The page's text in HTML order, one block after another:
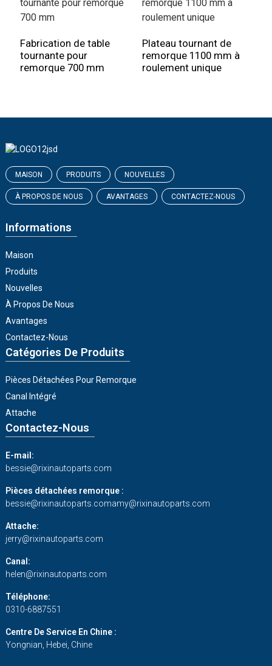
Fabrication de table
tournante pour
remorque 700 mm
Plateau tournant de
remorque 1100 mm à
roulement unique
MAISON PRODUITS NOUVELLES
À PROPOS DE NOUS AVANTAGES CONTACTEZ-NOUS
Informations
Maison
Produits
Nouvelles
À Propos De Nous
Avantages
Contactez-Nous
Catégories De Produits
Pièces Détachées Pour Remorque
Canal Intégré
Attache
Contactez-Nous
E-mail:
bessie@rixinautoparts.com
Pièces détachées remorque :
bessie@rixinautoparts.comamy@rixinautoparts.com
Attache:
jerry@rixinautoparts.com
Canal:
helen@rixinautoparts.com
Téléphone:
0310-6887551
Centre De Service En Chine :
Yongnian, Hebei, Chine